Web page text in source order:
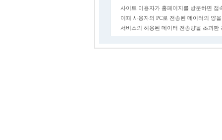
사이트 이용자가 홈페이지를 방문하면 접
이때 사용자의 PC로 전송된 데이터의 양
서비스의 허용된 데이터 전송량을 초과